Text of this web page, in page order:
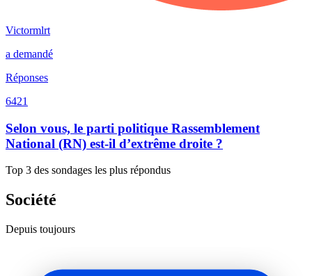
Victormlrt
a demandé
Réponses
6421
Selon vous, le parti politique Rassemblement
National (RN) est-il d’extrême droite ?
Top 3 des sondages les plus répondus
Société
Depuis toujours